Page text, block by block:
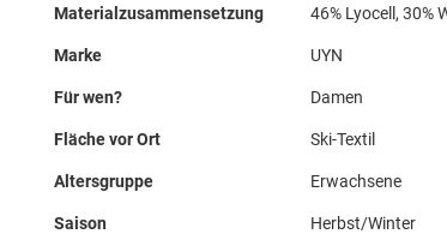
Materialzusammensetzung 46% Lyocell, 30%
Marke UYN
Für wen? Damen
Fläche vor Ort Ski-Textil
Altersgruppe Erwachsene
Saison Herbst/Winter